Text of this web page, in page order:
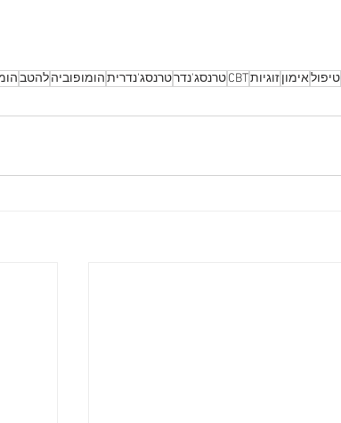
טיפולאימוןזוגיותCBTטרנסג'נדרטרנסג'נדריתהומופוביהלהטב